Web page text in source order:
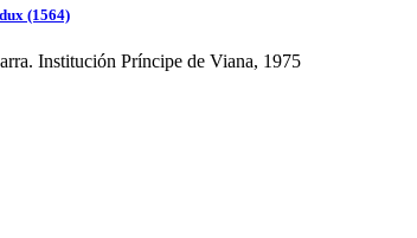
(1564)
Institución Príncipe de Viana, 1975